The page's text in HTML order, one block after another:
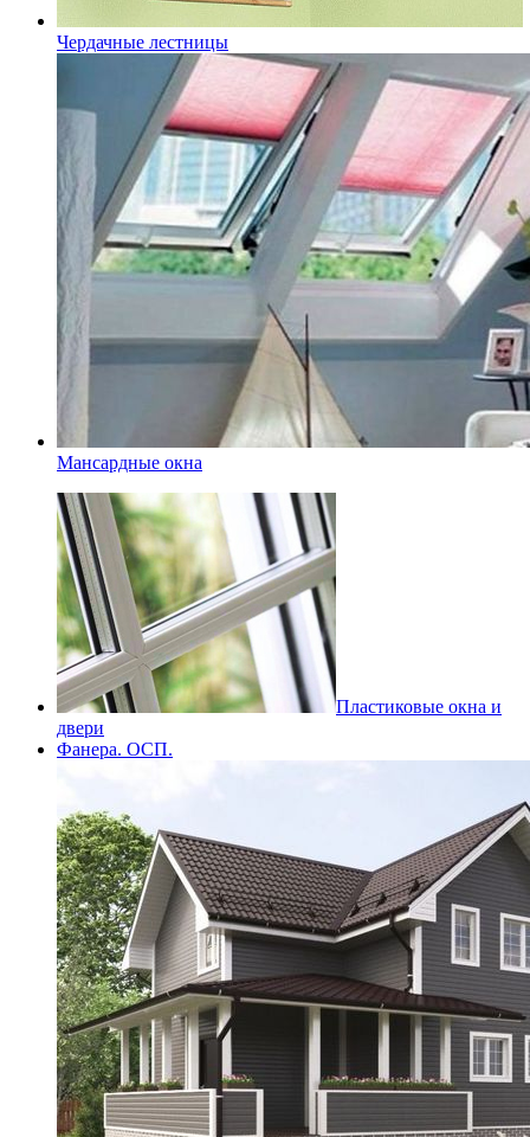
Чердачные лестницы
Мансардные окна
Пластиковые окна и
двери
Фанера. ОСП.